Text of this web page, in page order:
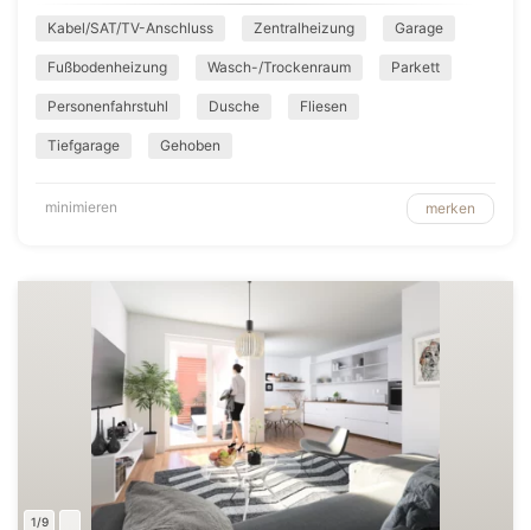
Kabel/SAT/TV-Anschluss Zentralheizung Garage
Fußbodenheizung Wasch-/Trockenraum Parkett
Personenfahrstuhl Dusche Fliesen
Tiefgarage Gehoben
minimieren merken
1/9